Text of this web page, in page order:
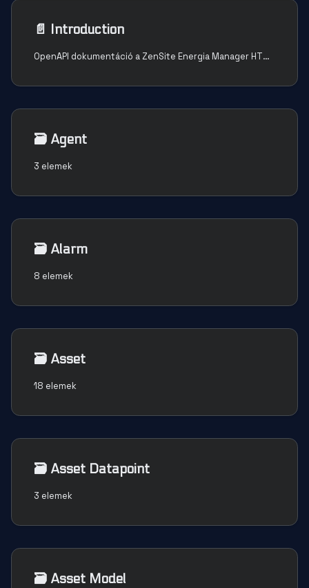
📄️ Introduction
OpenAPI dokumentáció a ZenSite Energia Manager HTTP REST API-jához. További információért lásd a [dokumentációt](https://kb.decent.ec).
🗃️ Agent
3 elemek
🗃️ Alarm
8 elemek
🗃️ Asset
18 elemek
🗃️ Asset Datapoint
3 elemek
🗃️ Asset Model